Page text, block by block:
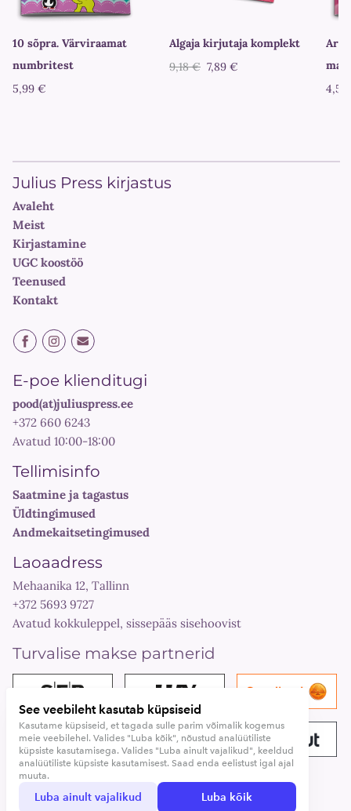
10 sõpra. Värviraamat
numbritest
5,99 €
Algaja kirjutaja komplekt
9,18 € 7,89 €
Julius Press kirjastus
Avaleht
Meist
Kirjastamine
UGC koostöö
Teenused
Kontakt
E-poe klienditugi
pood(at)juliuspress.ee
+372 660 6243
Avatud 10:00-18:00
Tellimisinfo
Saatmine ja tagastus
Üldtingimused
Andmekaitsetingimused
Laoaadress
Mehaanika 12, Tallinn
+372 5693 9727
Avatud kokkuleppel, sissepääs sisehoovist
Turvalise makse partnerid
See veebileht kasutab küpsiseid
Kasutame küpsiseid, et tagada sulle parim võimalik kogemus
meie veebilehel. Valides "Luba kõik", nõustud analüütiliste
küpsiste kasutamisega. Valides "Luba ainult vajalikud", keeldud
analüütiliste küpsiste kasutamisest. Saad enda eelistust igal ajal
muuta.
Luba ainult vajalikud Luba kõik